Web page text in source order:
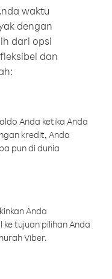
waktu
dengan
dari opsi
dan
Anda ketika Anda
kredit, Anda
pun di dunia
Anda
tujuan pilihan Anda
Viber.